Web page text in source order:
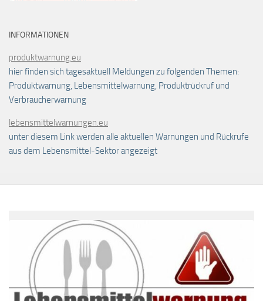
INFORMATIONEN
produktwarnung.eu
hier finden sich tagesaktuell Meldungen zu folgenden Themen:
Produktwarnung, Lebensmittelwarnung, Produktrückruf und
Verbraucherwarnung
lebensmittelwarnungen.eu
unter diesem Link werden alle aktuellen Warnungen und Rückrufe
aus dem Lebensmittel-Sektor angezeigt